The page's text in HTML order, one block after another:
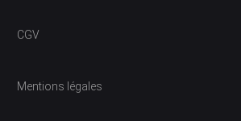
CGV
Mentions légales